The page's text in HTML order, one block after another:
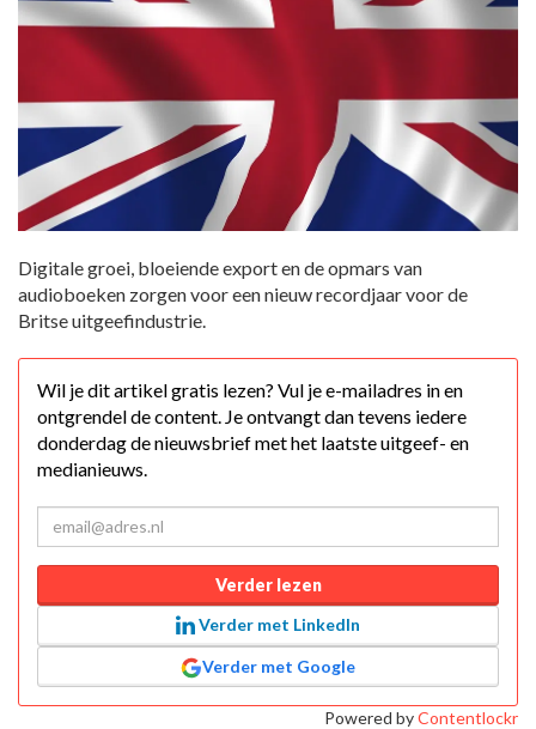
Digitale groei, bloeiende export en de opmars van
audioboeken zorgen voor een nieuw recordjaar voor de
Britse uitgeefindustrie.
Wil je dit artikel gratis lezen? Vul je e-mailadres in en
ontgrendel de content. Je ontvangt dan tevens iedere
donderdag de nieuwsbrief met het laatste uitgeef- en
medianieuws.
Verder lezen
Verder met LinkedIn
Verder met Google
Powered byContentlockr